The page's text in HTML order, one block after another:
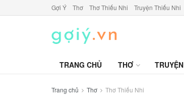
Gợi Ý Thơ Thơ Thiếu Nhi Truyện Thiếu Nhi
TRANG CHỦ THƠ TRUYỆN
Trang chủ Thơ Thơ Thiếu Nhi